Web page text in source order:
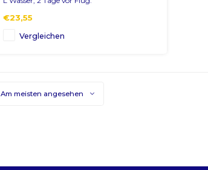
€23,55
Vergleichen
Am meisten angesehen